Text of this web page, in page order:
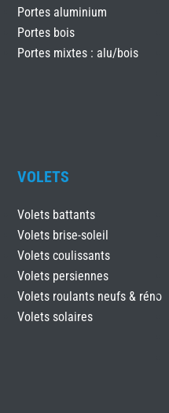
Portes aluminium
Portes bois
Portes mixtes : alu/bois
VOLETS
Volets battants
Volets brise-soleil
Volets coulissants
Volets persiennes
Volets roulants neufs & réno
Volets solaires